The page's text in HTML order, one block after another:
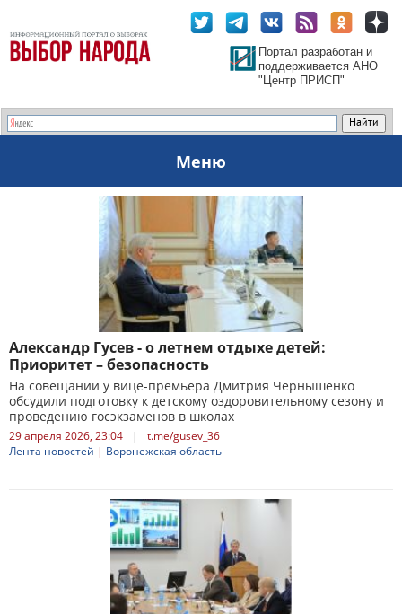
Портал разработан и
поддерживается АНО
"Центр ПРИСП"
Меню
Александр Гусев - о летнем отдыхе детей:
Приоритет – безопасность
На совещании у вице-премьера Дмитрия Чернышенко
обсудили подготовку к детскому оздоровительному сезону и
проведению госэкзаменов в школах
29 апреля 2026, 23:04 |
t.me/gusev_36
Лента новостей | Воронежская область